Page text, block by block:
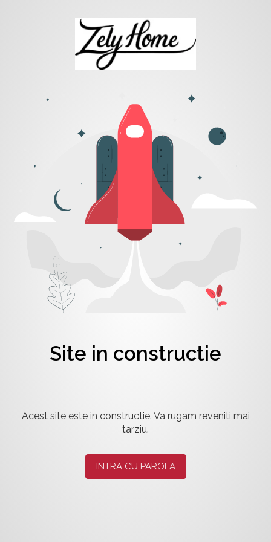
Site in constructie
Acest site este in constructie. Va rugam reveniti mai
tarziu.
INTRA CU PAROLA